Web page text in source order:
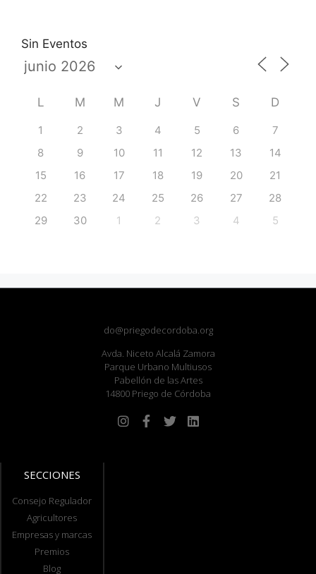
Sin Eventos
L M M J V S D
1 2 3 4 5 6
7
8
9 10 11 12 13
14
15
16 17 18 19 20
21
22
23 24 25 26 27
28
29
30 1 2 3 4 5
do@priegodecordoba.org
Avda. Niceto Alcalá Zamora
Parque Urbano Multiusos
Pabellón de las Artes
14800 Priego de Córdoba
SECCIONES
Consejo Regulador
Agricultores
Empresas y marcas
Premios
Blog